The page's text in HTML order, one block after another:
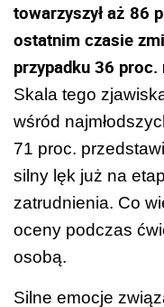
towarzyszył aż 86
ostatnim czasie
przypadku 36
Skala tego
wśród
71 proc.
silny lęk już na
zatrudnienia. Co
oceny podczas
osobą.
Silne emocje